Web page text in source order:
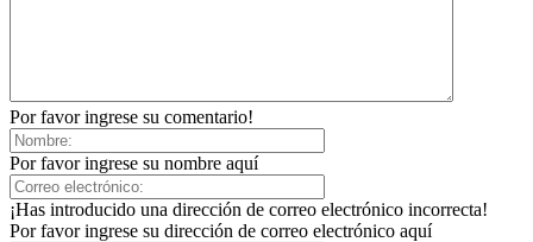
Por favor ingrese su comentario!
Por favor ingrese su nombre aquí
¡Has introducido una dirección de correo electrónico incorrecta!
Por favor ingrese su dirección de correo electrónico aquí